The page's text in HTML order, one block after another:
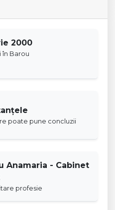
2000
în Barou
poate pune concluzii
Anamaria - Cabinet
profesie